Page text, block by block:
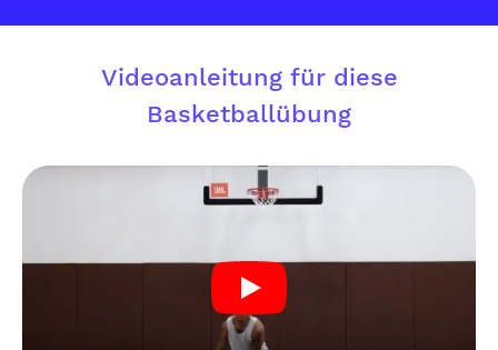
Videoanleitung für diese
Basketballübung